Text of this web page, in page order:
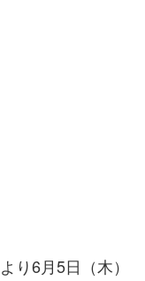
り6月5日（木）